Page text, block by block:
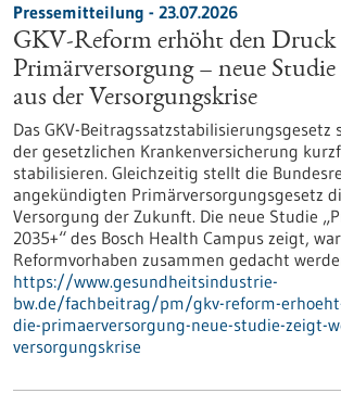
Pressemitteilung - 23.07.2026
GKV-Reform erhöht den Druck
Primärversorgung – neue Studie
aus der Versorgungskrise
Das GKV-Beitragssatzstabilisierungsgesetz
der gesetzlichen Krankenversicherung
stabilisieren. Gleichzeitig stellt die
angekündigten Primärversorgungsgesetz
Versorgung der Zukunft. Die neue Studie
2035+“ des Bosch Health Campus zeigt,
Reformvorhaben zusammen gedacht
https://www.gesundheitsindustrie-
bw.de/fachbeitrag/pm/gkv-reform-
die-primaerversorgung-neue-studie-zeigt-
versorgungskrise